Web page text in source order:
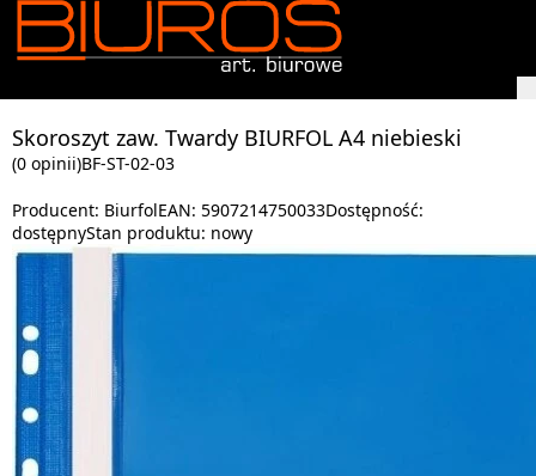
Skoroszyt zaw. Twardy BIURFOL A4 niebieski
(0 opinii)BF-ST-02-03
Producent: BiurfolEAN: 5907214750033Dostępność:
dostępnyStan produktu: nowy